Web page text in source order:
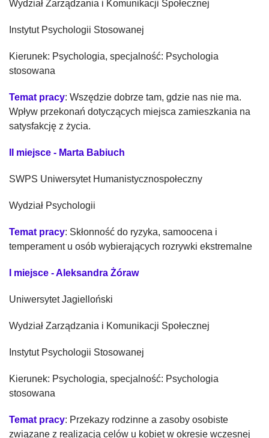
Wydział Zarządzania i Komunikacji Społecznej
Instytut Psychologii Stosowanej
Kierunek: Psychologia, specjalność: Psychologia
stosowana
Temat pracy: Wszędzie dobrze tam, gdzie nas nie ma.
Wpływ przekonań dotyczących miejsca zamieszkania na
satysfakcję z życia.
II miejsce - Marta Babiuch
SWPS Uniwersytet Humanistycznospołeczny
Wydział Psychologii
Temat pracy: Skłonność do ryzyka, samoocena i
temperament u osób wybierających rozrywki ekstremalne
I miejsce - Aleksandra Żóraw
Uniwersytet Jagielloński
Wydział Zarządzania i Komunikacji Społecznej
Instytut Psychologii Stosowanej
Kierunek: Psychologia, specjalność: Psychologia
stosowana
Temat pracy: Przekazy rodzinne a zasoby osobiste
związane z realizacją celów u kobiet w okresie wczesnej